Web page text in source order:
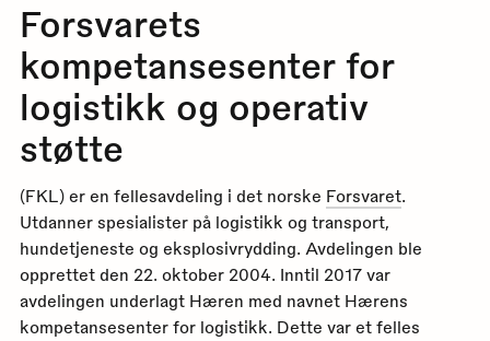
Forsvarets
kompetansesenter for
logistikk og operativ
støtte
(FKL) er en fellesavdeling i det norske Forsvaret.
Utdanner spesialister på logistikk og transport,
hundetjeneste og eksplosivrydding. Avdelingen ble
opprettet den 22. oktober 2004. Inntil 2017 var
avdelingen underlagt Hæren med navnet Hærens
kompetansesenter for logistikk. Dette var et felles